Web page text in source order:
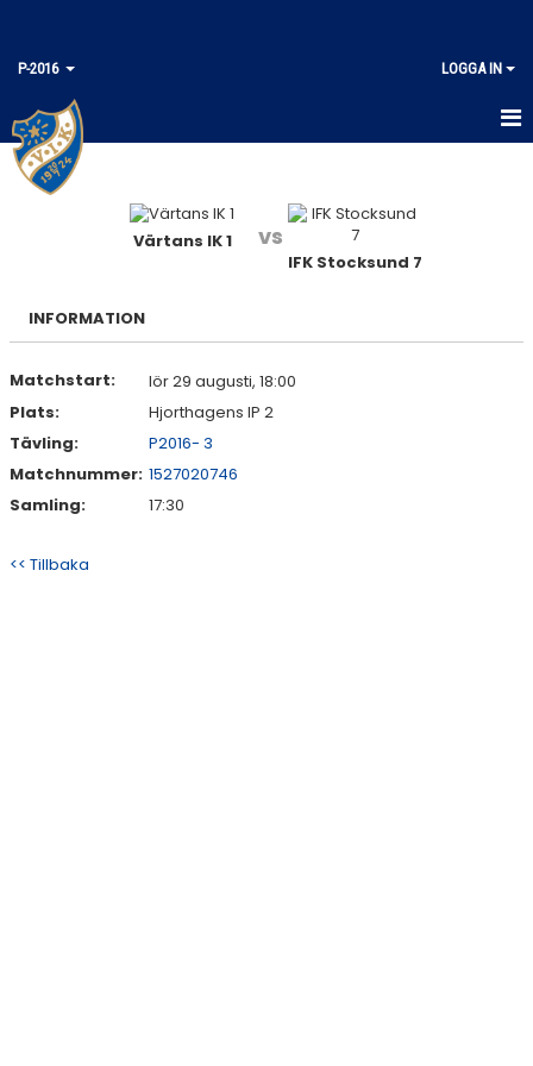
P-2016 LOGGA IN
HEM
TRUPPEN
Värtans IK 1 vs
IFK Stocksund 7
INFORMATION
Matchstart:
lör 29 augusti, 18:00
Plats:
Hjorthagens IP 2
Tävling:
P2016- 3
Matchnummer: 1527020746
Samling:
17:30
<< Tillbaka